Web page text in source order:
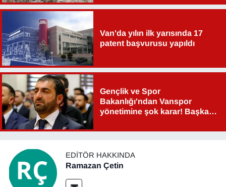
Van'da yılın ilk yarısında 17
patent başvurusu yapıldı
Gençlik ve Spor
Bakanlığı'ndan Vanspor
yönetimine şok karar! Başkan
EDITÖR HAKKINDA
Ramazan Çetin